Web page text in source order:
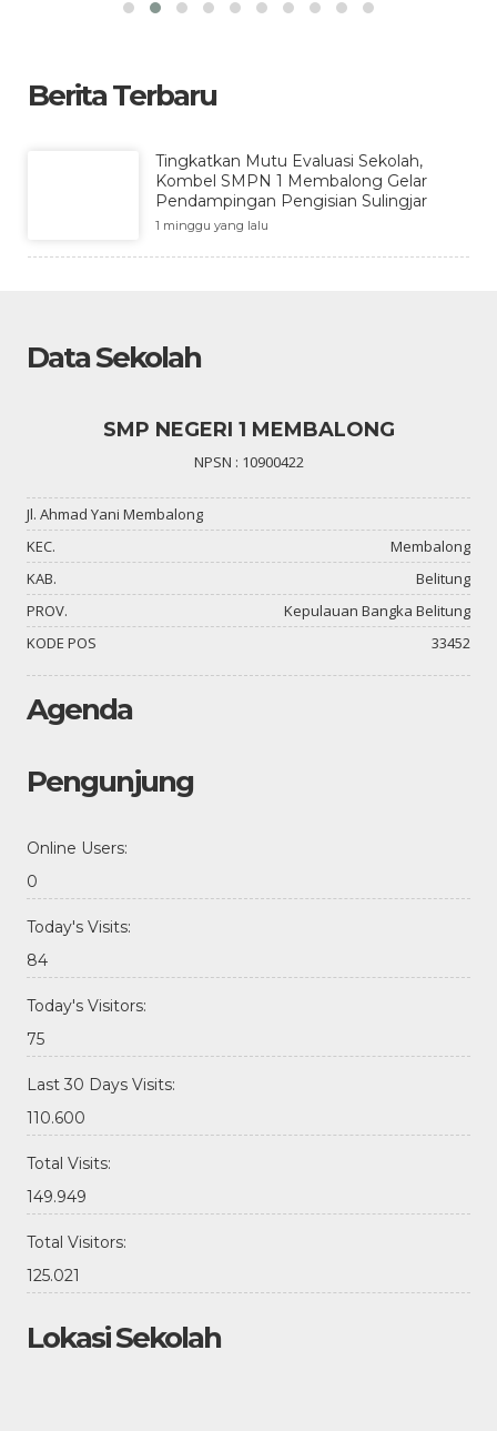
Berita Terbaru
Tingkatkan Mutu Evaluasi Sekolah,
Kombel SMPN 1 Membalong Gelar
Pendampingan Pengisian Sulingjar
1 minggu yang lalu
Data Sekolah
SMP NEGERI 1 MEMBALONG
NPSN : 10900422
Jl. Ahmad Yani Membalong
KEC.
Membalong
KAB.
Belitung
PROV.
Kepulauan Bangka Belitung
KODE POS
33452
Agenda
Pengunjung
Online Users:
0
Today's Visits:
84
Today's Visitors:
75
Last 30 Days Visits:
110.600
Total Visits:
149.949
Total Visitors:
125.021
Lokasi Sekolah